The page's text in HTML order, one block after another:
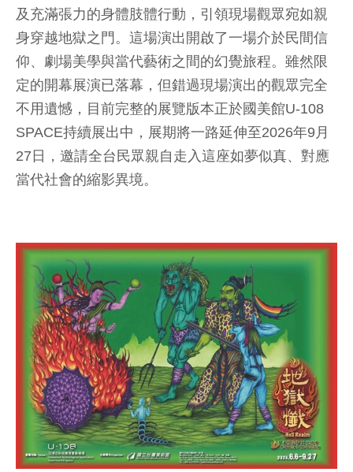
及充滿張力的身體肢體行動，引領現場觀眾宛如親
身穿越地獄之門。這場演出開啟了一場介於民間信
仰、劇場美學與當代藝術之間的幻覺旅程。雖然限
定的開幕展演已落幕，但錯過現場演出的觀眾完全
不用遺憾，目前完整的展覽版本正於國美館U-108
SPACE持續展出中，展期將一路延伸至2026年9月
27日，邀請全台民眾親自走入這座如夢似真、對應
當代社會的縮影異境。